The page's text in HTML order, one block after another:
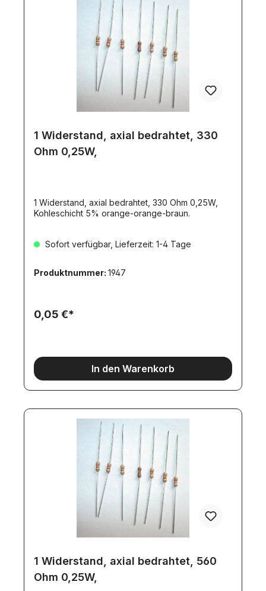
1 Widerstand, axial bedrahtet, 330
Ohm 0,25W,
1 Widerstand, axial bedrahtet, 330 Ohm 0,25W,
Kohleschicht 5% orange-orange-braun.
Sofort verfügbar, Lieferzeit: 1-4 Tage
Produktnummer: 1947
0,05 €*
In den Warenkorb
1 Widerstand, axial bedrahtet, 560
Ohm 0,25W,